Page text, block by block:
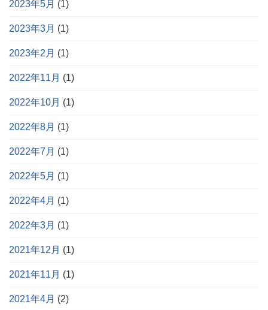
2023年5月 (1)
2023年3月 (1)
2023年2月 (1)
2022年11月 (1)
2022年10月 (1)
2022年8月 (1)
2022年7月 (1)
2022年5月 (1)
2022年4月 (1)
2022年3月 (1)
2021年12月 (1)
2021年11月 (1)
2021年4月 (2)